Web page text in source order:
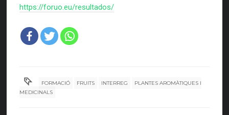
https://foruo.eu/resultados/
FORMACIÓ FRUITS INTERREG
PLANTES AROMÀTIQUES I
MEDICINALS